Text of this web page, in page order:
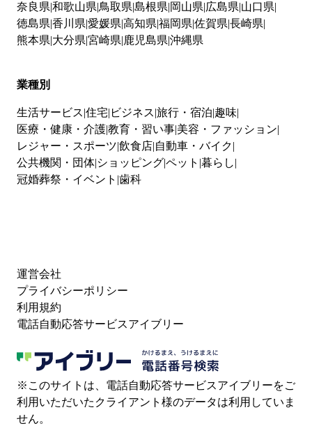
奈良県 和歌山県 鳥取県 島根県 岡山県 広島県 山口県
徳島県 香川県 愛媛県 高知県 福岡県 佐賀県 長崎県
熊本県 大分県 宮崎県 鹿児島県 沖縄県
業種別
生活サービス 住宅 ビジネス 旅行・宿泊 趣味
医療・健康・介護教育・習い事 美容・ファッション
レジャー・スポーツ 飲食店 自動車・バイク
公共機関・団体 ショッピングペット 暮らし
冠婚葬祭・イベント 歯科
運営会社
プライバシーポリシー
利用規約
電話自動応答サービスアイブリー
※このサイトは、電話自動応答サービスアイブリーをご
利用いただいたクライアント様のデータは利用していま
せん。